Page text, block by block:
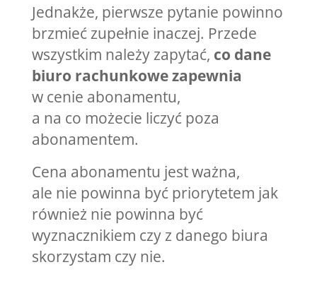
Jednakże, pierwsze pytanie powinno
brzmieć zupełnie inaczej. Przede
wszystkim należy zapytać, co dane
biuro rachunkowe zapewnia
w cenie abonamentu,
a na co możecie liczyć poza
abonamentem.
Cena abonamentu jest ważna,
ale nie powinna być priorytetem jak
również nie powinna być
wyznacznikiem czy z danego biura
skorzystam czy nie.